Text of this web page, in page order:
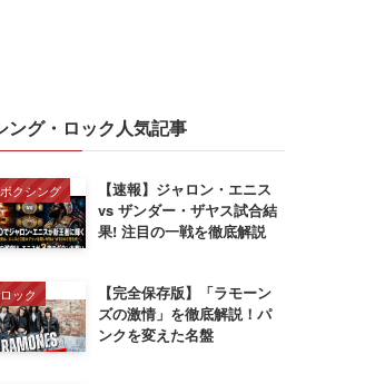
ング・ロック人気記事
ボクシング
【速報】ジャロン・エニス
vs ザンダー・ザヤス試合結
果! 注目の一戦を徹底解説
ロック
【完全保存版】「ラモーン
ズの激情」を徹底解説！パ
ンクを変えた名盤